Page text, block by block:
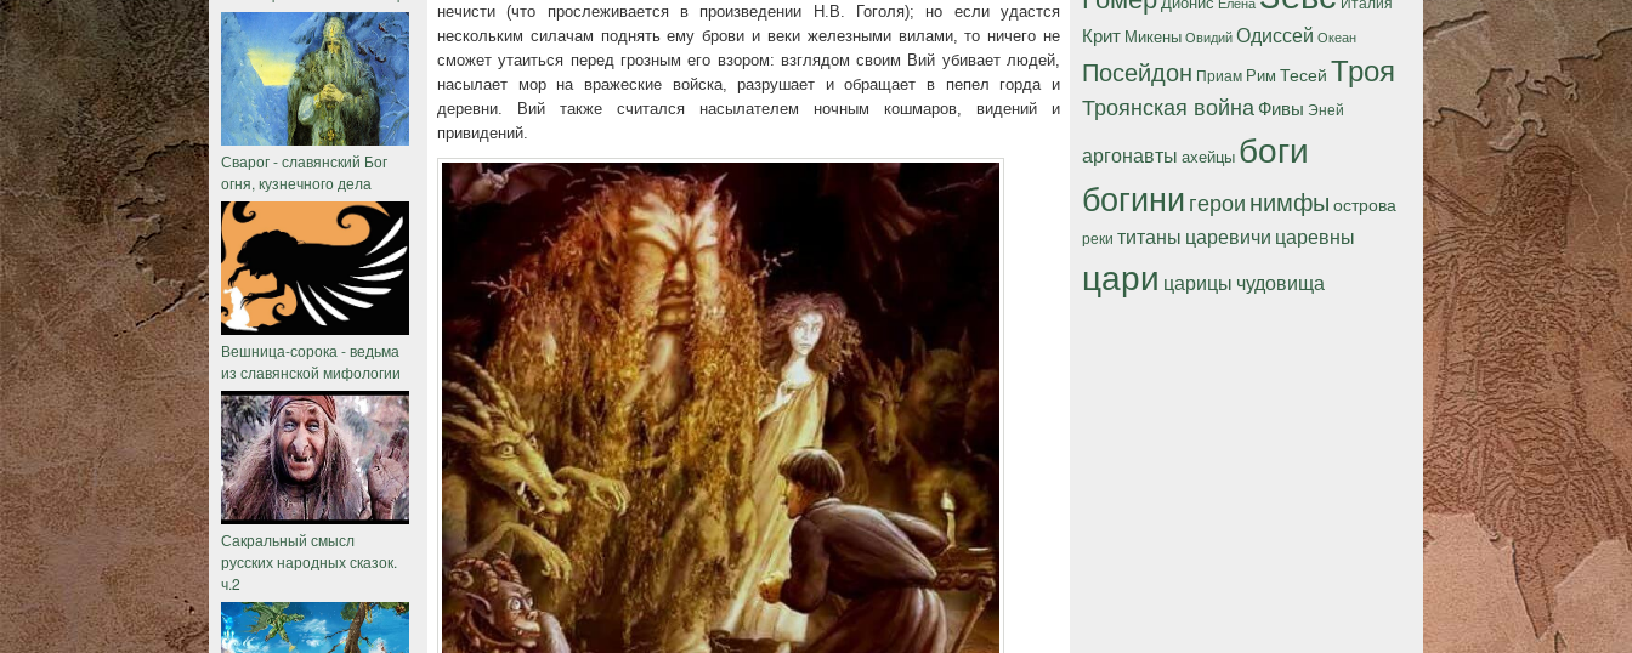
Сварог - славянский Бог
огня, кузнечного дела
Вешница-сорока - ведьма
из славянской мифологии
Сакральный смысл
русских народных сказок.
ч.2
нечисти (что прослеживается в произведении Н.В. Гоголя); но если удастся
нескольким силачам поднять ему брови и веки железными вилами, то ничего не
сможет утаиться перед грозным его взором: взглядом своим Вий убивает людей,
насылает мор на вражеские войска, разрушает и обращает в пепел горда и
деревни. Вий также считался насылателем ночным кошмаров, видений и
привидений.
Крит Микены Овидий Одиссей Океан
Посейдон Приам Рим Тесей Троя
Троянская войнаФивы Эней
аргонавты ахейцы боги
богинигероинимфы острова
реки титаны царевичи царевны
цари царицы чудовища